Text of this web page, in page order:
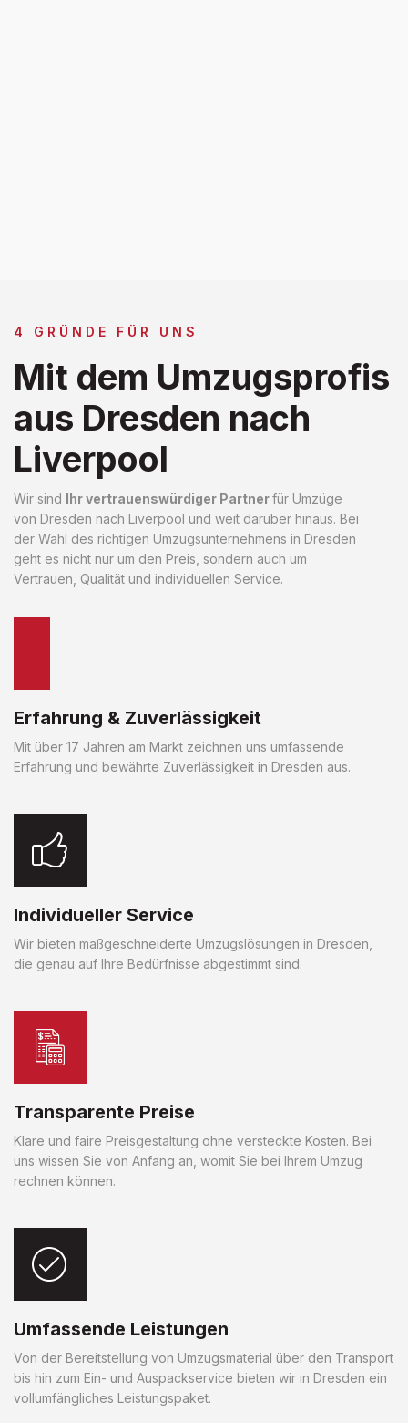
4 GRÜNDE FÜR UNS
Mit dem Umzugsprofis
aus Dresden nach
Liverpool
Wir sind Ihr vertrauenswürdiger Partnerfür Umzüge
von Dresden nach Liverpool und weit darüber hinaus. Bei
der Wahl des richtigen Umzugsunternehmens in Dresden
geht es nicht nur um den Preis, sondern auch um
Vertrauen, Qualität und individuellen Service.
Erfahrung & Zuverlässigkeit
Mit über 17 Jahren am Markt zeichnen uns umfassende
Erfahrung und bewährte Zuverlässigkeit in Dresden aus.
Individueller Service
Wir bieten maßgeschneiderte Umzugslösungen in Dresden,
die genau auf Ihre Bedürfnisse abgestimmt sind.
Transparente Preise
Klare und faire Preisgestaltung ohne versteckte Kosten. Bei
uns wissen Sie von Anfang an, womit Sie bei Ihrem Umzug
rechnen können.
Umfassende Leistungen
Von der Bereitstellung von Umzugsmaterial über den Transport
bis hin zum Ein- und Auspackservice bieten wir in Dresden ein
vollumfängliches Leistungspaket.